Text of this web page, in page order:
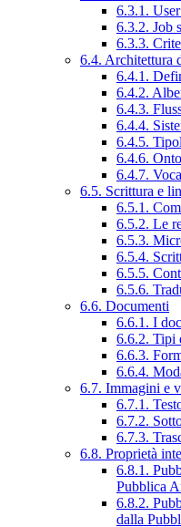
6.3.1.
6.3.2. Job
6.3.3.
6.4. Architettura
6.4.1.
6.4.2.
6.4.3.
6.4.4.
6.4.5.
6.4.6.
6.4.7.
6.5. Scrittura e
6.5.1.
6.5.2. Le
6.5.3.
6.5.4.
6.5.5.
6.5.6.
6.6. Documenti
6.6.1. I
6.6.2. Tipi
6.6.3.
6.6.4.
6.7. Immagini e
6.7.1.
6.7.2.
6.7.3.
6.8. Proprietà
6.8.1.
Pubblica
6.8.2.
dalla